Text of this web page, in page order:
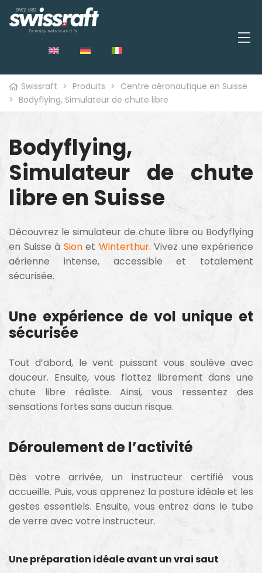
Swissraft > Produits > Centre aéronautique en Suisse
> Bodyflying, Simulateur de chute libre
Bodyflying,
Simulateur de chute
libre en Suisse
Découvrez le simulateur de chute libre ou Bodyflying
en Suisse à Sionet Winterthur. Vivez une expérience
aérienne intense, accessible et totalement
sécurisée.
Une expérience de vol unique et
sécurisée
Tout d’abord, le vent puissant vous soulève avec
douceur. Ensuite, vous flottez librement dans une
chute libre réaliste. Ainsi, vous ressentez des
sensations fortes sans aucun risque.
Déroulement de l’activité
Dès votre arrivée, un instructeur certifié vous
accueille. Puis, vous apprenez la posture idéale et les
gestes essentiels. Ensuite, vous entrez dans le tube
de verre avec votre instructeur.
Une préparation idéale avant un vrai saut